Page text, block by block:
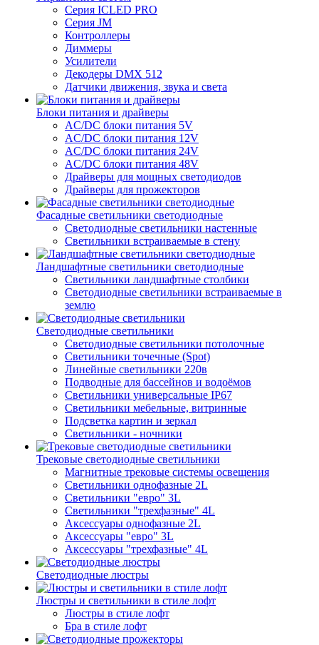
Серия ICLED PRO
Серия JM
Контроллеры
Диммеры
Усилители
Декодеры DMX 512
Датчики движения, звука и света
Блоки питания и драйверы
AC/DC блоки питания 5V
AC/DC блоки питания 12V
AC/DC блоки питания 24V
AC/DC блоки питания 48V
Драйверы для мощных светодиодов
Драйверы для прожекторов
Фасадные светильники светодиодные
Светодиодные светильники настенные
Светильники встраиваемые в стену
Ландшафтные светильники светодиодные
Светильники ландшафтные столбики
Светодиодные светильники встраиваемые в
землю
Светодиодные светильники
Светодиодные светильники потолочные
Светильники точечные (Spot)
Линейные светильники 220в
Подводные для бассейнов и водоёмов
Светильники универсальные IP67
Светильники мебельные, витринные
Подсветка картин и зеркал
Светильники - ночники
Трековые светодиодные светильники
Магнитные трековые системы освещения
Светильники однофазные 2L
Светильники "евро" 3L
Светильники "трехфазные" 4L
Аксессуары однофазные 2L
Аксессуары "евро" 3L
Аксессуары "трехфазные" 4L
Светодиодные люстры
Люстры и светильники в стиле лофт
Люстры в стиле лофт
Бра в стиле лофт